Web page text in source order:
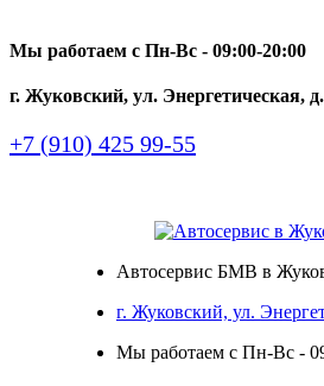
Мы работаем с Пн-Вc - 09:00-20:00
г. Жуковский, ул. Энергетическая,
+7 (910) 425 99-55
Автосервис БМВ в
г. Жуковский, ул.
Мы работаем с Пн-Вc -